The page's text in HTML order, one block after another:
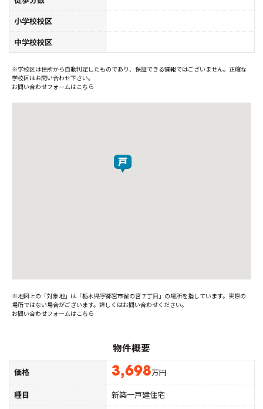
小学校校区
中学校校区
※学校区は住所から自動判定したものであり、保証できる情報ではございません。正確な
学校区はお問い合わせ下さい。
お問い合わせフォームはこちら
※地図上の「対象地」は「栃木県宇都宮市雀の宮７丁目」の場所を指しています。実際の
場所ではない場合がございます。詳しくはお問い合わせください。
お問い合わせフォームはこちら
物件概要
価格 3,698万円
種目
新築一戸建住宅